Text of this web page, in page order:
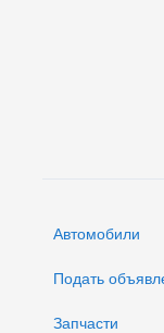
Автомобили
Подать
Запчасти